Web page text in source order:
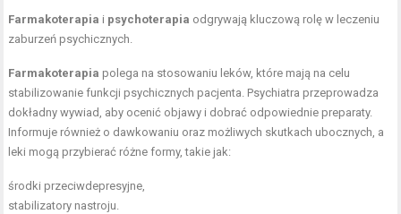
Farmakoterapia i psychoterapia odgrywają kluczową rolę w leczeniu
zaburzeń psychicznych.
Farmakoterapia polega na stosowaniu leków, które mają na celu
stabilizowanie funkcji psychicznych pacjenta. Psychiatra przeprowadza
dokładny wywiad, aby ocenić objawy i dobrać odpowiednie preparaty.
Informuje również o dawkowaniu oraz możliwych skutkach ubocznych, a
leki mogą przybierać różne formy, takie jak:
środki przeciwdepresyjne,
stabilizatory nastroju.